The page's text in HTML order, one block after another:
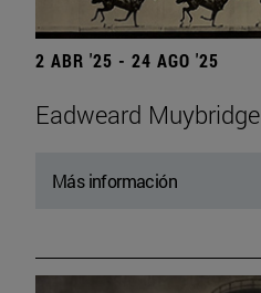
2 ABR '25 - 24 AGO '25
Eadweard Muybridge
Más información